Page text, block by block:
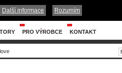
PRO VÝROBCE KONTAKT
Další informace Rozumím